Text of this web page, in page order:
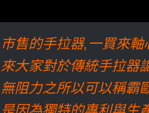
市售的手拉器,一買來
來大家對於傳統手拉器
無阻力之所以可以稱霸